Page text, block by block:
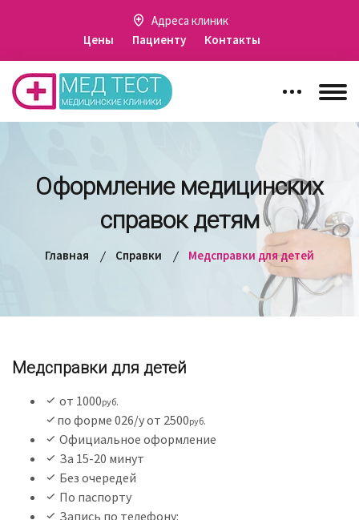
Адреса клиник
Цены
Пациенту Контакты
Оформление медицинских
справок детям
Главная Справки Медсправки для детей
Медсправки для детей
от 1000руб.
по форме 026/у от 2500руб.
Официальное оформление
За 15-20 минут
Без очередей
По паспорту
Запись по телефону: